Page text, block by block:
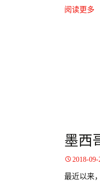
阅读更多
墨西
2018-09-
最近以来